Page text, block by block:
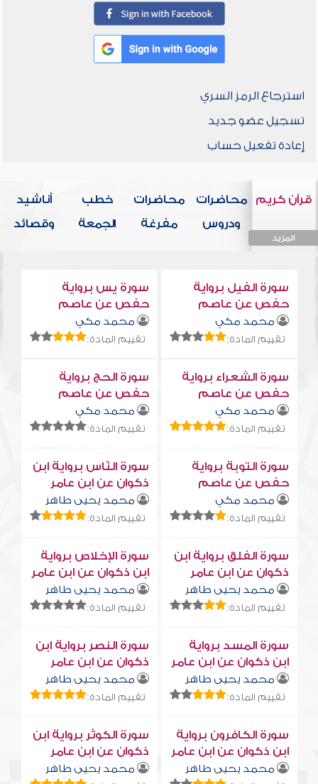
استرجاع الرمز السري
تسجيل عضو جديد
إعادة تفعيل حساب
قرآن كريم
المزيد
محاضرات
ودروس
محاضرات
مفرغة
خطب
الجمعة
أناشيد
وقصائد
سورة الفيل برواية
حفص عن عاصم
محمد مكي
تقييم المادة:
سورة يس برواية
حفص عن عاصم
محمد مكي
تقييم المادة:
سورة الشعراء برواية
حفص عن عاصم
محمد مكي
تقييم المادة:
سورة الحج برواية
حفص عن عاصم
محمد مكي
تقييم المادة:
سورة التوبة برواية
حفص عن عاصم
محمد مكي
تقييم المادة:
سورة النّاس برواية ابن
ذكوان عن ابن عامر
محمد يحيى طاهر
تقييم المادة:
سورة الفلق برواية ابن
ذكوان عن ابن عامر
محمد يحيى طاهر
تقييم المادة:
سورة الإخلاص برواية
ابن ذكوان عن ابن عامر
محمد يحيى طاهر
تقييم المادة:
سورة المسد برواية
ابن ذكوان عن ابن عامر
محمد يحيى طاهر
تقييم المادة:
سورة النصر برواية ابن
ذكوان عن ابن عامر
محمد يحيى طاهر
تقييم المادة:
سورة الكافرون برواية
ابن ذكوان عن ابن عامر
محمد يحيى طاهر
سورة الكوثر برواية ابن
ذكوان عن ابن عامر
محمد يحيى طاهر